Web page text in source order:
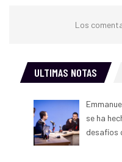
Los
ULTIMAS NOTAS
se ha
desafíos